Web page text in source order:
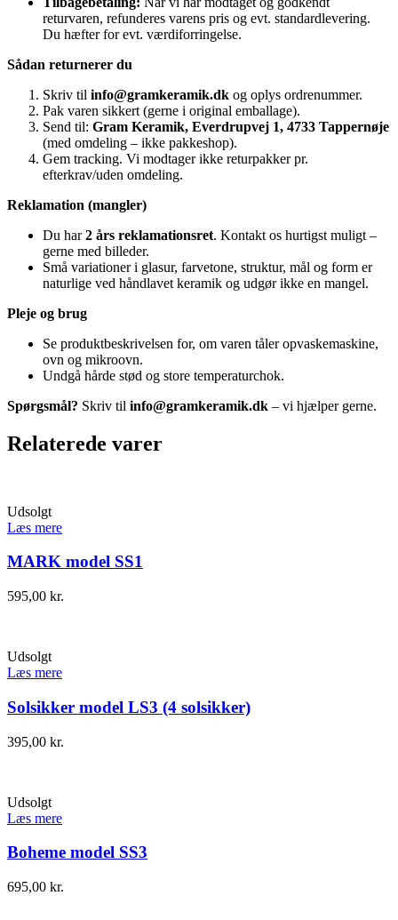
returvaren, refunderes varens pris og evt. standardlevering.
Du hæfter for evt. værdiforringelse.
Sådan returnerer du
Skriv til info@gramkeramik.dk og oplys ordrenummer.
Pak varen sikkert (gerne i original emballage).
Send til: Gram Keramik, Everdrupvej 1, 4733 Tappernøje
(med omdeling – ikke pakkeshop).
Gem tracking. Vi modtager ikke returpakker pr.
efterkrav/uden omdeling.
Reklamation (mangler)
Du har2 års reklamationsret. Kontakt os hurtigst muligt –
gerne med billeder.
Små variationer i glasur, farvetone, struktur, mål og form er
naturlige ved håndlavet keramik og udgør ikke en mangel.
Pleje og brug
Se produktbeskrivelsen for, om varen tåler opvaskemaskine,
ovn og mikroovn.
Undgå hårde stød og store temperaturchok.
Spørgsmål? Skriv til info@gramkeramik.dk – vi hjælper gerne.
Relaterede varer
Udsolgt
Læs mere
MARK model SS1
595,00 kr.
Udsolgt
Læs mere
Solsikker model LS3 (4 solsikker)
395,00 kr.
Udsolgt
Læs mere
Boheme model SS3
695,00 kr.